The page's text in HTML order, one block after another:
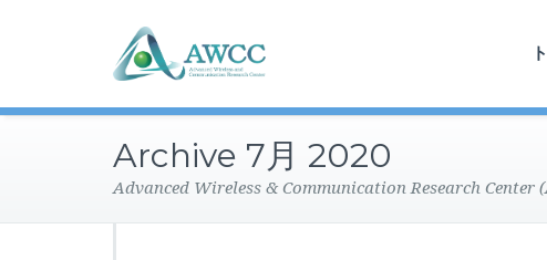
Archive 7月 2020
Advanced Wireless & Communication Research Center